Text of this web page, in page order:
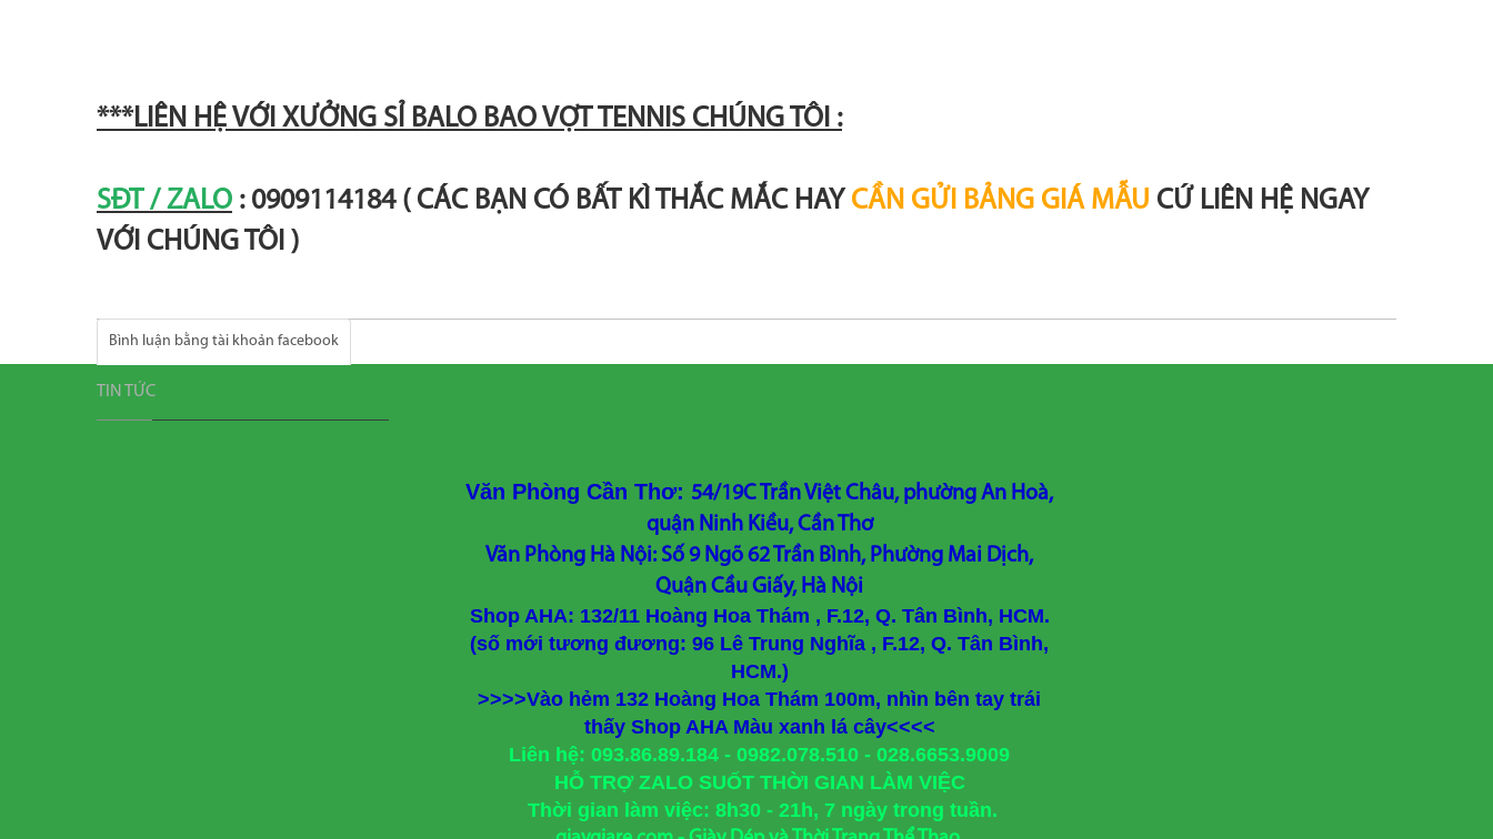
***LIÊN HỆ VỚI XƯỞNG SỈ BALO BAO VỢT TENNIS CHÚNG TÔI :
SĐT / ZALO : 0909114184 ( CÁC BẠN CÓ BẤT KÌ THẮC MẮC HAY CẦN GỬI BẢNG GIÁ MẪU CỨ LIÊN HỆ NGAY
VỚI CHÚNG TÔI )
Bình luận bằng tài khoản facebook
TIN TỨC
Văn Phòng Cần Thơ: 54/19C Trần Việt Châu, phường An Hoà,
quận Ninh Kiều, Cần Thơ
Văn Phòng Hà Nội: Số 9 Ngõ 62 Trần Bình, Phường Mai Dịch,
Quận Cầu Giấy, Hà Nội
Shop AHA: 132/11 Hoàng Hoa Thám , F.12, Q. Tân Bình, HCM.
(số mới tương đương: 96 Lê Trung Nghĩa , F.12, Q. Tân Bình,
HCM.)
>>>>Vào hẻm 132 Hoàng Hoa Thám 100m, nhìn bên tay trái
thấy Shop AHA Màu xanh lá cây<<<<
Liên hệ: 093.86.89.184 - 0982.078.510 - 028.6653.9009
HỖ TRỢ ZALO SUỐT THỜI GIAN LÀM VIỆC
Thời gian làm việc: 8h30 - 21h, 7 ngày trong tuần.